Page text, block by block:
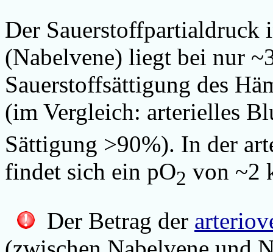
Der Sauerstoffpartialdruck
(Nabelvene) liegt bei nur
Sauerstoffsättigung des
(im Vergleich: arterielles
Sättigung >90%). In der
findet sich ein pO2 von ~2
Der Betrag der